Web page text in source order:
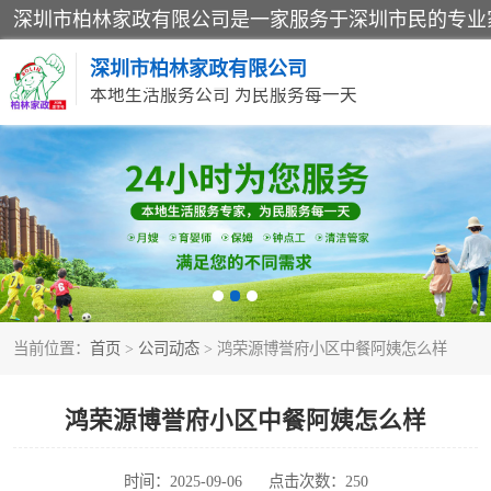
深圳市柏林家政有限公司
本地生活服务公司 为民服务每一天
当前位置： 首页 > 公司动态 > 鸿荣源博誉府小区中餐阿姨怎么样
鸿荣源博誉府小区中餐阿姨怎么样
时间：2025-09-06 点击次数：250
家居保洁
家庭保姆